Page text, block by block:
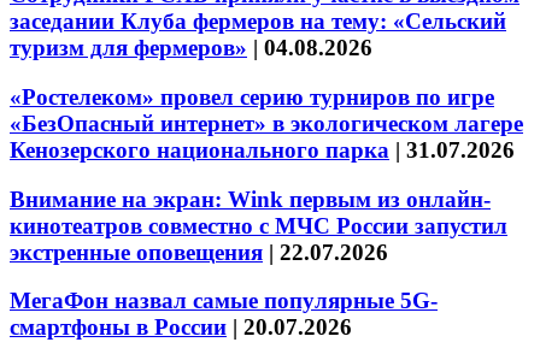
заседании Клуба фермеров на тему: «Сельский
туризм для фермеров» | 04.08.2026
«Ростелеком» провел серию турниров по игре
«БезОпасный интернет» в экологическом лагере
Кенозерского национального парка | 31.07.2026
Внимание на экран: Wink первым из онлайн-
кинотеатров совместно с МЧС России запустил
экстренные оповещения | 22.07.2026
МегаФон назвал самые популярные 5G-
смартфоны в России | 20.07.2026